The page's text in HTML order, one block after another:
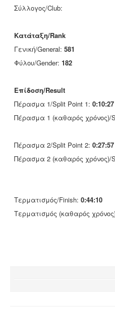
Σύλλογος/Club:
Κατάταξη/Rank
Γενική/General: 581
Φύλου/Gender: 182
Επίδοση/Result
Πέρασμα 1/Split Point 1: 0:10:27
Πέρασμα 1 (καθαρός χρόνος)/
Πέρασμα 2/Split Point 2: 0:27:57
Πέρασμα 2 (καθαρός χρόνος)/
Τερματισμός/Finish: 0:44:10
Τερματισμός (καθαρός